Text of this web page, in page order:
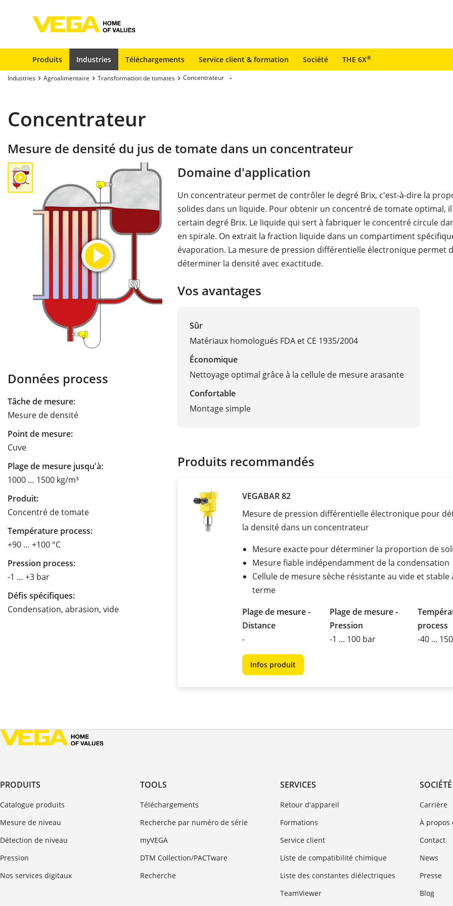
Produits Industries Téléchargements Service client & formation Société THE 6X®
Industries Agroalimentaire Transformation de tomates Concentrateur
Concentrateur
Mesure de densité du jus de tomate dans un concentrateur
Données process
Tâche de mesure:
Mesure de densité
Point de mesure:
Cuve
Plage de mesure jusqu'à:
1000 … 1500 kg/m³
Produit:
Concentré de tomate
Température process:
+90 … +100 °C
Pression process:
-1 … +3 bar
Défis spécifiques:
Condensation, abrasion, vide
Domaine d'application
Un concentrateur permet de contrôler le degré Brix, c'est-à-dire la
solides dans un liquide. Pour obtenir un concentré de tomate optimal,
certain degré Brix. Le liquide qui sert à fabriquer le concentré circule
en spirale. On extrait la fraction liquide dans un compartiment
évaporation. La mesure de pression différentielle électronique permet
déterminer la densité avec exactitude.
Vos avantages
Sûr
Matériaux homologués FDA et CE 1935/2004
Économique
Nettoyage optimal grâce à la cellule de mesure arasante
Confortable
Montage simple
Produits recommandés
VEGABAR 82
Mesure de pression différentielle électronique pour
la densité dans un concentrateur
Mesure exacte pour déterminer la proportion de
Mesure fiable indépendamment de la condensation
Cellule de mesure sèche résistante au vide et stable
terme
Plage de mesure -
Distance
-
Plage de mesure -
Pression
-1 ... 100 bar
process
-40 ...
Infos produit
PRODUITS
Catalogue produits
Mesure de niveau
Détection de niveau
Pression
Nos services digitaux
TOOLS
Téléchargements
Recherche par numéro de série
myVEGA
DTM Collection/PACTware
Recherche
SERVICES
Retour d'appareil
Formations
Service client
Liste de compatibilité chimique
Liste des constantes diélectriques
TeamViewer
SOCIÉTÉ
Carrière
À propos
Contact
News
Presse
Blog